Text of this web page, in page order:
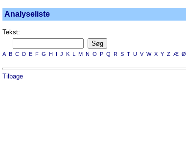
Analyseliste
Tekst:
A B C D E F G H I J K L M N O P Q R S T U V W X Y Z Æ Ø
Tilbage